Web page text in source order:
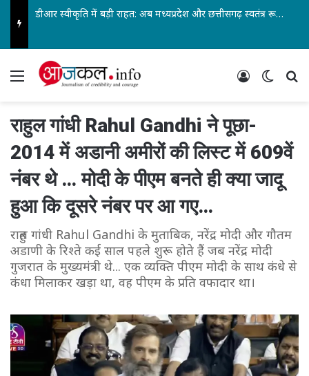
डीआर स्वीकृति में बड़ी राहत: अब मध्यप्रदेश और छत्तीसगढ़ स्वतंत्र रूप से ले सकेंगे निर्णय… पेंशनर्स एसोसिएशन के जिलाध्यक्ष आरके वर्मा सहित पदाधिकारियों ने किया स्वागत…
Menu Log In
राहुल गांधी Rahul Gandhi ने पूछा-
2014 में अडानी अमीरों की लिस्ट में 609वें
नंबर थे … मोदी के पीएम बनते ही क्या जादू
हुआ कि दूसरे नंबर पर आ गए…
राहुल गांधी Rahul Gandhi के मुताबिक, नरेंद्र मोदी और गौतम
अडाणी के रिश्ते कई साल पहले शुरू होते हैं जब नरेंद्र मोदी
गुजरात के मुख्यमंत्री थे... एक व्यक्ति पीएम मोदी के साथ कंधे से
कंधा मिलाकर खड़ा था, वह पीएम के प्रति वफादार था।